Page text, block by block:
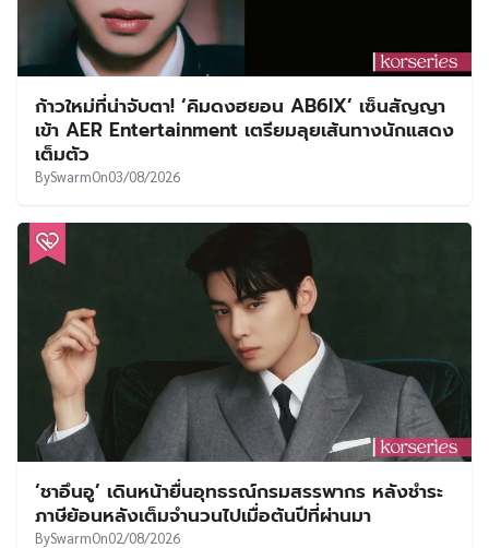
ก้าวใหม่ที่น่าจับตา! ‘คิมดงฮยอน AB6IX’ เซ็นสัญญา
เข้า AER Entertainment เตรียมลุยเส้นทางนักแสดง
เต็มตัว
BySwarmOn03/08/2026
‘ชาอึนอู’ เดินหน้ายื่นอุทธรณ์กรมสรรพากร หลังชำระ
ภาษีย้อนหลังเต็มจำนวนไปเมื่อต้นปีที่ผ่านมา
BySwarmOn02/08/2026